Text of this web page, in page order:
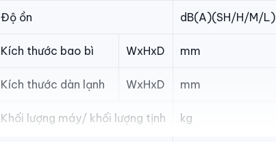
Độ ồn dB(A)(SH/H/M/L)
Kích thước bao bì WxHxD mm
Kích thước dàn lạnh WxHxD mm
Khối lượng máy/ khối lượng tịnh kg